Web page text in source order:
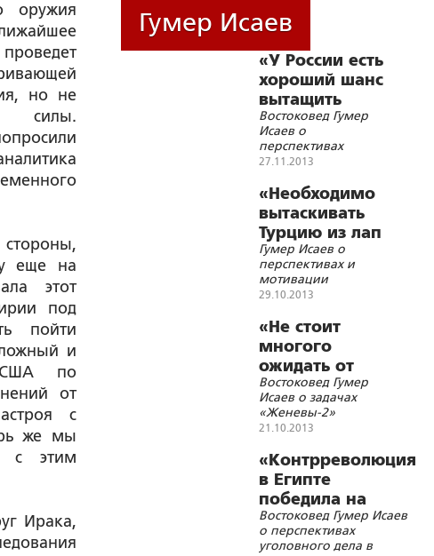
оружия
но не
силы.
еще на
этот
под
пойти
и
США по
от
с
же мы
с этим
Ирака,
Гумер Исаев
«У России есть
хороший шанс
вытащить
Турцию из
НАТО»
Востоковед Гумер
Исаев о
перспективах
вступления Турции в
27.11.2013
«Необходимо
вытаскивать
Турцию из лап
НАТО»
Гумер Исаев о
перспективах и
мотивации
возможного
Таможенный союз
29.10.2013
«Не стоит
многого
ожидать от
будущей
конференции»
Востоковед Гумер
Исаев о задачах
«Женевы-2»
21.10.2013
«Контрреволюция
в Египте
победила на
радость США и
Саудовской
Востоковед Гумер Исаев
о перспективах
уголовного дела в